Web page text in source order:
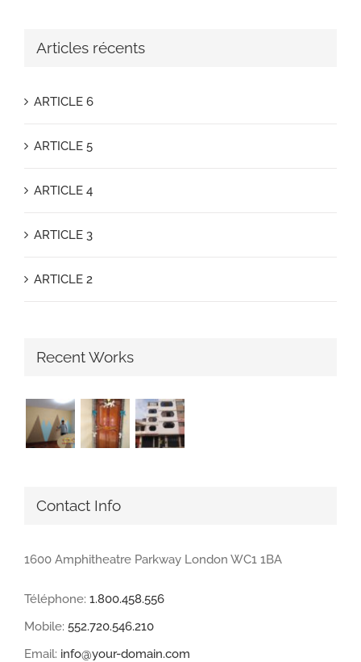
Articles récents
ARTICLE 6
ARTICLE 5
ARTICLE 4
ARTICLE 3
ARTICLE 2
Recent Works
Contact Info
1600 Amphitheatre Parkway London WC1 1BA
Téléphone: 1.800.458.556
Mobile: 552.720.546.210
Email: info@your-domain.com